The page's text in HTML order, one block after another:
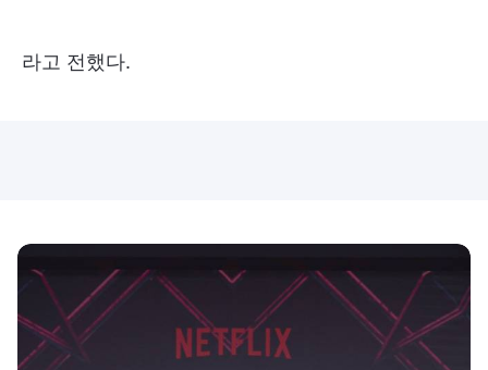
라고 전했다.